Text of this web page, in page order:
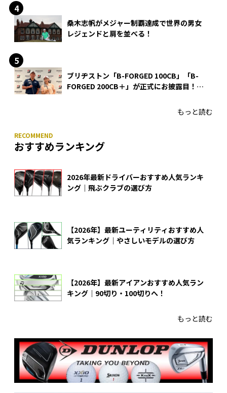
桑木志帆がメジャー制覇達成で世界の男女
レジェンドと肩を並べる！
ブリヂストン「B-FORGED 100CB」「B-
FORGED 200CB＋」が正式にお披露目！
もっと読む
おすすめランキング
2026年最新ドライバーおすすめ人気ランキ
ング｜飛ぶクラブの選び方
【2026年】最新ユーティリティおすすめ人
気ランキング｜やさしいモデルの選び方
【2026年】最新アイアンおすすめ人気ラン
キング｜90切り・100切りへ！
もっと読む